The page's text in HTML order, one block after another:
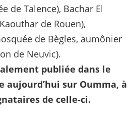
de Talence), Bachar El
de Rouen),
de Bègles, aumônier
de Neuvic).
publiée dans le
aujourd’hui sur Oumma, à
de celle-ci.